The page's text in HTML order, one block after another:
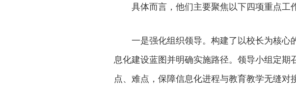
具体而言，他们主要聚焦以下四项重点工
一是强化组织领导。构建了以校长为核心
息化建设蓝图并明确实施路径。领导小组定期
点、难点，保障信息化进程与教育教学无缝对